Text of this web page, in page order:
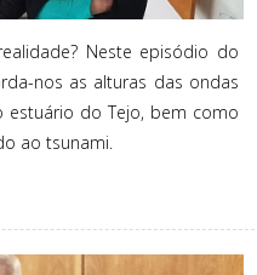
Neste episódio do
nos as alturas das ondas
estuário do Tejo, bem como
ao tsunami.